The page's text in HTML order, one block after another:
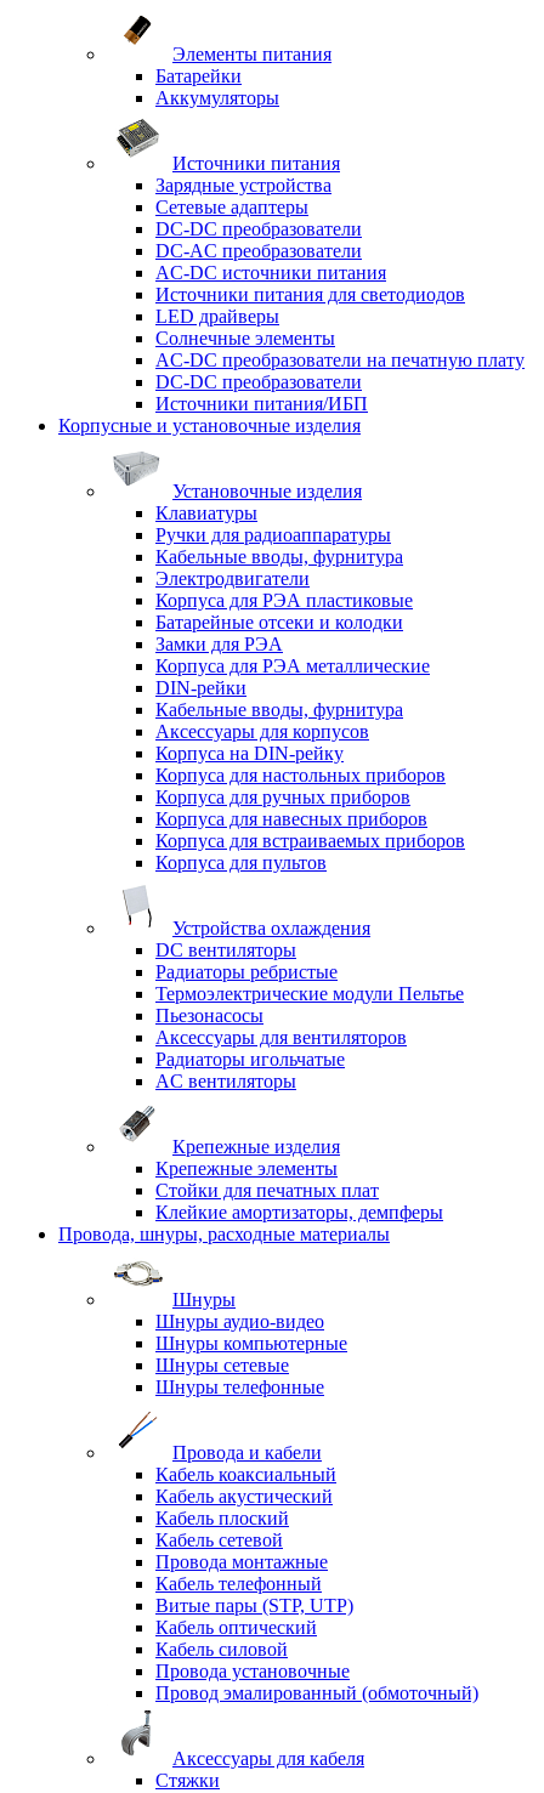
Элементы питания
Батарейки
Аккумуляторы
Источники питания
Зарядные устройства
Сетевые адаптеры
DC-DC преобразователи
DC-AC преобразователи
AC-DC источники питания
Источники питания для светодиодов
LED драйверы
Солнечные элементы
AC-DC преобразователи на печатную плату
DC-DC преобразователи
Источники питания/ИБП
Корпусные и установочные изделия
Установочные изделия
Клавиатуры
Ручки для радиоаппаратуры
Кабельные вводы, фурнитура
Электродвигатели
Корпуса для РЭА пластиковые
Батарейные отсеки и колодки
Замки для РЭА
Корпуса для РЭА металлические
DIN-рейки
Кабельные вводы, фурнитура
Аксессуары для корпусов
Корпуса на DIN-рейку
Корпуса для настольных приборов
Корпуса для ручных приборов
Корпуса для навесных приборов
Корпуса для встраиваемых приборов
Корпуса для пультов
Устройства охлаждения
DC вентиляторы
Радиаторы ребристые
Термоэлектрические модули Пельтье
Пьезонасосы
Аксессуары для вентиляторов
Радиаторы игольчатые
AC вентиляторы
Крепежные изделия
Крепежные элементы
Стойки для печатных плат
Клейкие амортизаторы, демпферы
Провода, шнуры, расходные материалы
Шнуры
Шнуры аудио-видео
Шнуры компьютерные
Шнуры сетевые
Шнуры телефонные
Провода и кабели
Кабель коаксиальный
Кабель акустический
Кабель плоский
Кабель сетевой
Провода монтажные
Кабель телефонный
Витые пары (STP, UTP)
Кабель оптический
Кабель силовой
Провода установочные
Провод эмалированный (обмоточный)
Аксессуары для кабеля
Стяжки